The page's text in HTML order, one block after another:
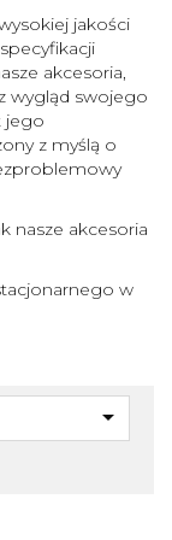
jakości
akcesoria,
wygląd swojego
jego
z myślą o
nasze akcesoria
w
